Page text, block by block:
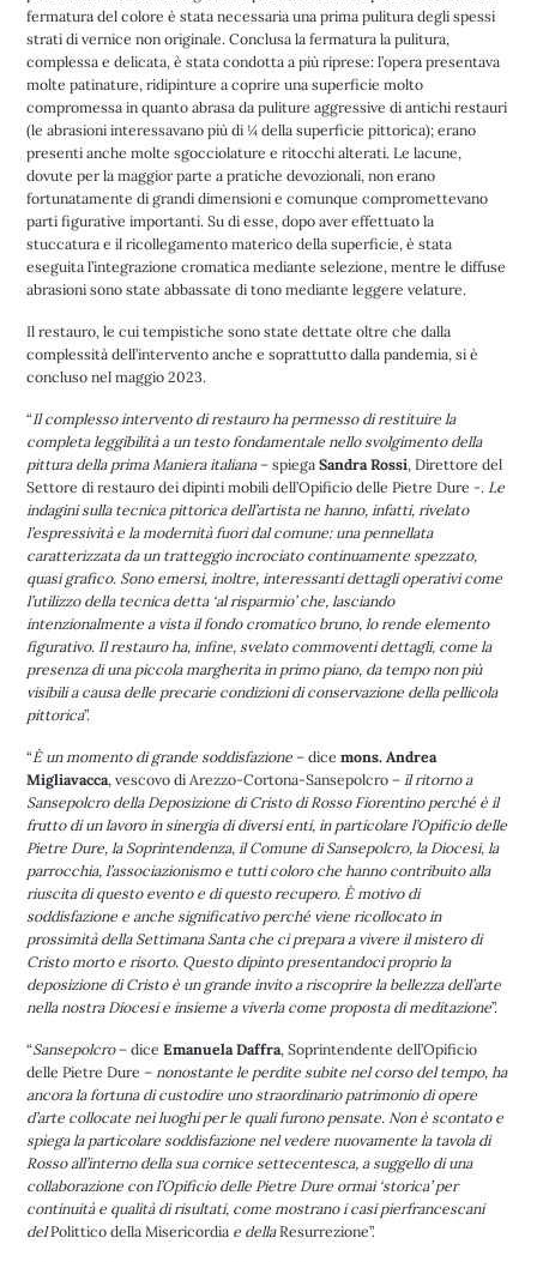
fermatura del colore è stata necessaria una prima pulitura degli spessi
strati di vernice non originale. Conclusa la fermatura la pulitura,
complessa e delicata, è stata condotta a più riprese: l’opera presentava
molte patinature, ridipinture a coprire una superficie molto
compromessa in quanto abrasa da puliture aggressive di antichi restauri
(le abrasioni interessavano più di ¼ della superficie pittorica); erano
presenti anche molte sgocciolature e ritocchi alterati. Le lacune,
dovute per la maggior parte a pratiche devozionali, non erano
fortunatamente di grandi dimensioni e comunque compromettevano
parti figurative importanti. Su di esse, dopo aver effettuato la
stuccatura e il ricollegamento materico della superficie, è stata
eseguita l’integrazione cromatica mediante selezione, mentre le diffuse
abrasioni sono state abbassate di tono mediante leggere velature.
Il restauro, le cui tempistiche sono state dettate oltre che dalla
complessità dell’intervento anche e soprattutto dalla pandemia, si è
concluso nel maggio 2023.
“Il complesso intervento di restauro ha permesso di restituire la
completa leggibilità a un testo fondamentale nello svolgimento della
pittura della prima Maniera italiana– spiegaSandra Rossi, Direttore del
Settore di restauro dei dipinti mobili dell’Opificio delle Pietre Dure -.Le
indagini sulla tecnica pittorica dell’artista ne hanno, infatti, rivelato
l’espressività e la modernità fuori dal comune: una pennellata
caratterizzata da un tratteggio incrociato continuamente spezzato,
quasi grafico. Sono emersi, inoltre, interessanti dettagli operativi come
l’utilizzo della tecnica detta ‘al risparmio’ che, lasciando
intenzionalmente a vista il fondo cromatico bruno, lo rende elemento
figurativo. Il restauro ha, infine, svelato commoventi dettagli, come la
presenza di una piccola margherita in primo piano, da tempo non più
visibili a causa delle precarie condizioni di conservazione della pellicola
pittorica”.
“È un momento di grande soddisfazione – dicemons. Andrea
Migliavacca, vescovo di Arezzo-Cortona-Sansepolcro – il ritorno a
Sansepolcro della Deposizione di Cristo di Rosso Fiorentino perché è il
frutto di un lavoro in sinergia di diversi enti, in particolare l’Opificio delle
Pietre Dure, la Soprintendenza, il Comune di Sansepolcro, la Diocesi, la
parrocchia, l’associazionismo e tutti coloro che hanno contribuito alla
riuscita di questo evento e di questo recupero. È motivo di
soddisfazione e anche significativo perché viene ricollocato in
prossimità della Settimana Santa che ci prepara a vivere il mistero di
Cristo morto e risorto. Questo dipinto presentandoci proprio la
deposizione di Cristo è un grande invito a riscoprire la bellezza dell’arte
nella nostra Diocesi e insieme a viverla come proposta di meditazione”.
“Sansepolcro– diceEmanuela Daffra, Soprintendente dell’Opificio
delle Pietre Dure – nonostante le perdite subite nel corso del tempo, ha
ancora la fortuna di custodire uno straordinario patrimonio di opere
d’arte collocate nei luoghi per le quali furono pensate. Non è scontato e
spiega la particolare soddisfazione nel vedere nuovamente la tavola di
Rosso all’interno della sua cornice settecentesca, a suggello di una
collaborazione con l’Opificio delle Pietre Dure ormai ‘storica’ per
continuità e qualità di risultati, come mostrano i casi pierfrancescani
delPolittico della Misericordia e dellaResurrezione”.